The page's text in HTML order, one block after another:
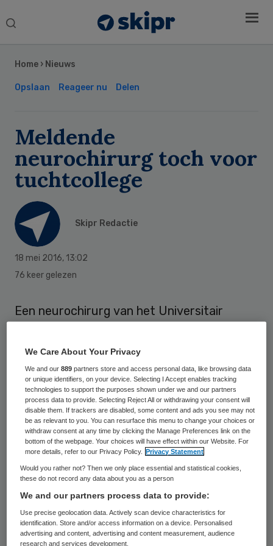
Search
Home › Nieuws
Opslaan Reageer nu Delen
Meldende
neurochirurg toch voor
tuchtcollege
Skipr Redactie
18 mei 2016, 13:02
76 keer gelezen
Een neurochirurg van het Universitair
zich voor het medisch tuchtcollege
verantwoorden voor het achterlaten van
een operatiegaasje in de hersenen van een
10-jarige patiënt. Dat meldt het Dagblad
van het Noorden.
De patiënt werd in september 2014
geopereerd aan een tumor, aldusDvhN. Bij
geval de wond niet gedicht tot het
ontbrekende gaas is gevonden. De chirurg
Sidebar
We Care About Your Privacy
We and our889 partners store and access personal data, like browsing data
or unique identifiers, on your device. Selecting I Accept enables tracking
technologies to support the purposes shown under we and our partners
process data to provide. Selecting Reject All or withdrawing your consent will
disable them. If trackers are disabled, some content and ads you see may not
be as relevant to you. You can resurface this menu to change your choices or
withdraw consent at any time by clicking the Manage Preferences link on the
bottom of the webpage. Your choices will have effect within our Website. For
more details, refer to our Privacy Policy.
Privacy Statement
Would you rather not? Then we only place essential and statistical cookies,
these do not record any data about you as a person
We and our partners process data to provide:
Use precise geolocation data. Actively scan device characteristics for
identification. Store and/or access information on a device. Personalised
advertising and content, advertising and content measurement, audience
research and services development.